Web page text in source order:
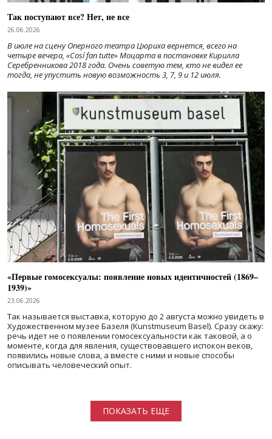
Так поступают все? Нет, не все
26.06.2026
В июле на сцену Оперного театра Цюриха вернется, всего на
четыре вечера, «Cosí fan tutte» Моцарта в постановке Кирилла
Серебренникова 2018 года. Очень советую тем, кто не видел ее
тогда, не упустить новую возможность 3, 7, 9 и 12 июля.
«Первые гомосексуалы: появление новых идентичностей (1869–
1939)»
23.06.2026
Так называется выставка, которую до 2 августа можно увидеть в
Художественном музее Базеля (Kunstmuseum Basel). Сразу скажу:
речь идет не о появлении гомосексуальности как таковой, а о
моменте, когда для явления, существовавшего испокон веков,
появились новые слова, а вместе с ними и новые способы
описывать человеческий опыт.
ПОКАЗАТЬ ЕЩЕ